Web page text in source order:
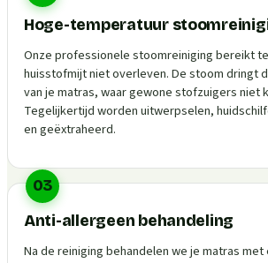
Hoge-temperatuur
Onze professionele stoomreiniging bereikt
huisstofmijt niet overleven. De stoom dringt
van je matras, waar gewone stofzuigers niet
Tegelijkertijd worden uitwerpselen,
en geëxtraheerd.
03
Anti-allergeen behandeling
Na de reiniging behandelen we je matras